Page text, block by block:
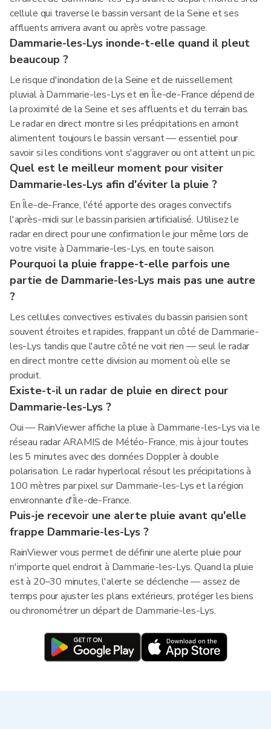
cellule qui traverse le bassin versant de la Seine et ses
affluents arrivera avant ou après votre passage.
Dammarie-les-Lys inonde-t-elle quand il pleut
beaucoup ?
Le risque d'inondation de la Seine et de ruissellement
pluvial à Dammarie-les-Lys et en Île-de-France dépend de
la proximité de la Seine et ses affluents et du terrain bas.
Le radar en direct montre si les précipitations en amont
alimentent toujours le bassin versant — essentiel pour
savoir si les conditions vont s'aggraver ou ont atteint un pic.
Quel est le meilleur moment pour visiter
Dammarie-les-Lys afin d'éviter la pluie ?
En Île-de-France, l'été apporte des orages convectifs
l'après-midi sur le bassin parisien artificialisé. Utilisez le
radar en direct pour une confirmation le jour même lors de
votre visite à Dammarie-les-Lys, en toute saison.
Pourquoi la pluie frappe-t-elle parfois une
partie de Dammarie-les-Lys mais pas une autre
?
Les cellules convectives estivales du bassin parisien sont
souvent étroites et rapides, frappant un côté de Dammarie-
les-Lys tandis que l'autre côté ne voit rien — seul le radar
en direct montre cette division au moment où elle se
produit.
Existe-t-il un radar de pluie en direct pour
Dammarie-les-Lys ?
Oui — RainViewer affiche la pluie à Dammarie-les-Lys via le
réseau radar ARAMIS de Météo-France, mis à jour toutes
les 5 minutes avec des données Doppler à double
polarisation. Le radar hyperlocal résout les précipitations à
100 mètres par pixel sur Dammarie-les-Lys et la région
environnante d'Île-de-France.
Puis-je recevoir une alerte pluie avant qu'elle
frappe Dammarie-les-Lys ?
RainViewer vous permet de définir une alerte pluie pour
n'importe quel endroit à Dammarie-les-Lys. Quand la pluie
est à 20–30 minutes, l'alerte se déclenche — assez de
temps pour ajuster les plans extérieurs, protéger les biens
ou chronométrer un départ de Dammarie-les-Lys.